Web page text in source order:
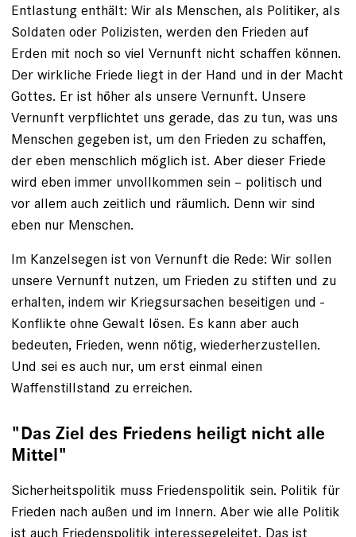
Entlastung enthält: Wir als Menschen, als Politiker, als
Soldaten oder Polizisten, werden den Frieden auf
Erden mit noch so viel Vernunft nicht schaffen können.
Der wirkliche Friede liegt in der Hand und in der Macht
Gottes. Er ist höher als unsere Vernunft. Unsere
Vernunft verpflichtet uns gerade, das zu tun, was uns
Menschen gegeben ist, um den Frieden zu schaffen,
der eben menschlich möglich ist. Aber dieser Friede
wird eben immer unvollkommen sein – politisch und
vor allem auch zeitlich und räumlich. Denn wir sind
eben nur Menschen.
Im Kanzelsegen ist von Vernunft die Rede: Wir ­sollen
unsere Vernunft nutzen, um Frieden zu stiften und zu
erhalten, indem wir Kriegsursachen beseitigen und ­
Konflikte ohne Gewalt lösen. Es kann aber auch
bedeuten, Frieden, wenn nötig, wiederherzustellen.
Und sei es auch nur, um erst einmal einen
Waffenstillstand zu erreichen.
"Das Ziel des Friedens heiligt nicht alle
Mittel"
Sicherheitspolitik muss Friedenspolitik sein. Politik für
Frieden nach außen und im Innern. Aber wie alle Politik
ist auch Friedenspolitik interessegeleitet. Das ist